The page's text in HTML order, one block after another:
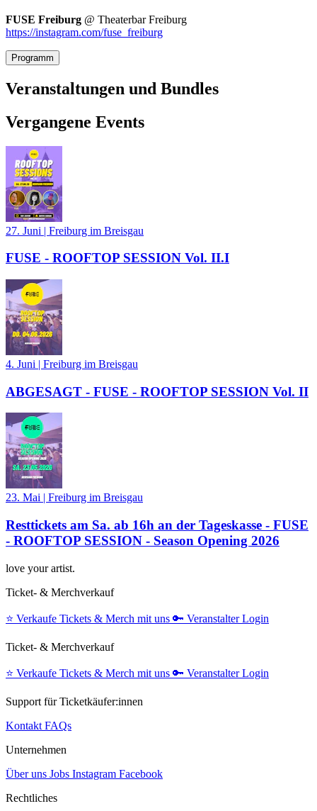
FUSE Freiburg @ Theaterbar Freiburg
https://instagram.com/fuse_freiburg
Programm
Veranstaltungen und Bundles
Vergangene Events
27. Juni | Freiburg im Breisgau
FUSE - ROOFTOP SESSION Vol. II.I
4. Juni | Freiburg im Breisgau
ABGESAGT - FUSE - ROOFTOP SESSION Vol. II
23. Mai | Freiburg im Breisgau
Resttickets am Sa. ab 16h an der Tageskasse - FUSE
- ROOFTOP SESSION - Season Opening 2026
love your artist.
Ticket- & Merchverkauf
⭐️ Verkaufe Tickets & Merch mit uns 🔑 Veranstalter Login
Ticket- & Merchverkauf
⭐️ Verkaufe Tickets & Merch mit uns 🔑 Veranstalter Login
Support für Ticketkäufer:innen
Kontakt FAQs
Unternehmen
Über uns Jobs Instagram Facebook
Rechtliches